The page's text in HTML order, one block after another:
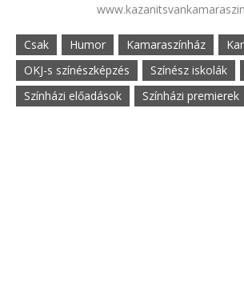
Csak Humor Kamaraszínház
OKJ-s színészképzés
Színész iskolák
Színházi előadások
Színházi premierek